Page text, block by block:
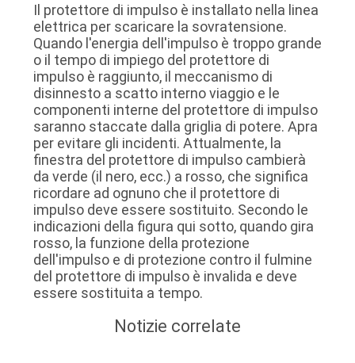
FABBRICA
CONTROLLO
QUALITÀ
CONTATTICI
NOTIZIE
RICHIEDA
UNA
Il protettore di impulso è installato nella linea
elettrica per scaricare la sovratensione.
Quando l'energia dell'impulso è troppo grande
o il tempo di impiego del protettore di
impulso è raggiunto, il meccanismo di
disinnesto a scatto interno viaggio e le
componenti interne del protettore di impulso
saranno staccate dalla griglia di potere. Apra
per evitare gli incidenti. Attualmente, la
finestra del protettore di impulso cambierà
da verde (il nero, ecc.) a rosso, che significa
ricordare ad ognuno che il protettore di
impulso deve essere sostituito. Secondo le
indicazioni della figura qui sotto, quando gira
rosso, la funzione della protezione
dell'impulso e di protezione contro il fulmine
del protettore di impulso è invalida e deve
essere sostituita a tempo.
Notizie correlate